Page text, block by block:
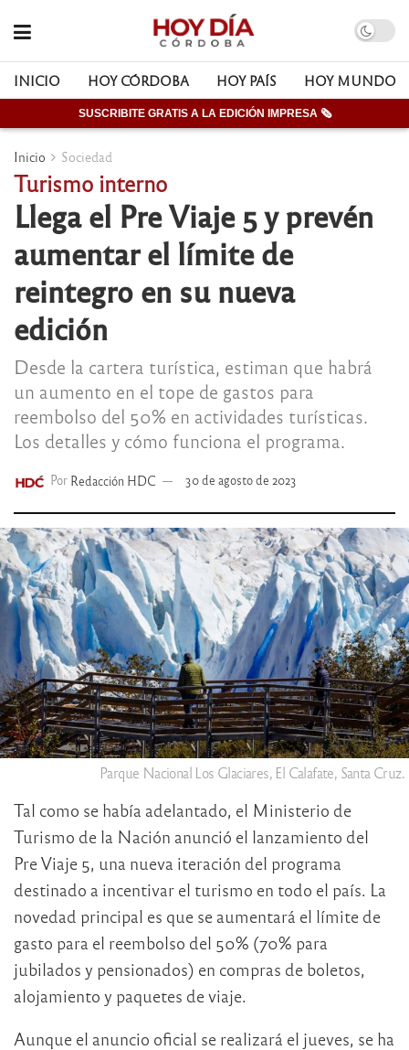
INICIO HOY CÓRDOBA HOY PAÍS HOY MUNDO
SUSCRIBITE GRATIS A LA EDICIÓN IMPRESA 🗞
Inicio Sociedad
Turismo interno
Llega el Pre Viaje 5 y prevén
aumentar el límite de
reintegro en su nueva
edición
Desde la cartera turística, estiman que habrá
un aumento en el tope de gastos para
reembolso del 50% en actividades turísticas.
Los detalles y cómo funciona el programa.
Por Redacción HDC 30 de agosto de 2023
Parque Nacional Los Glaciares, El Calafate, Santa Cruz.
Tal como se había adelantado, el Ministerio de
Turismo de la Nación anunció el lanzamiento del
Pre Viaje 5, una nueva iteración del programa
destinado a incentivar el turismo en todo el país. La
novedad principal es que se aumentará el límite de
gasto para el reembolso del 50% (70% para
jubilados y pensionados) en compras de boletos,
alojamiento y paquetes de viaje.
Aunque el anuncio oficial se realizará el jueves, se ha